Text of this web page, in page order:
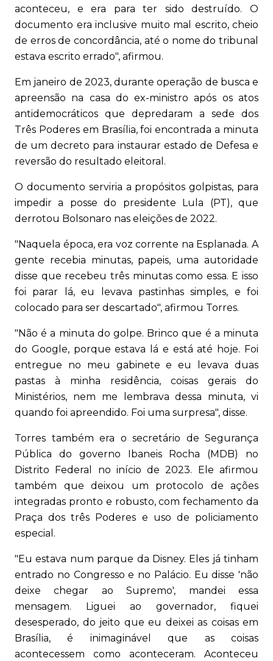
aconteceu, e era para ter sido destruído. O
documento era inclusive muito mal escrito, cheio
de erros de concordância, até o nome do tribunal
estava escrito errado", afirmou.
Em janeiro de 2023, durante operação de busca e
apreensão na casa do ex-ministro após os atos
antidemocráticos que depredaram a sede dos
Três Poderes em Brasília, foi encontrada a minuta
de um decreto para instaurar estado de Defesa e
reversão do resultado eleitoral.
O documento serviria a propósitos golpistas, para
impedir a posse do presidente Lula (PT), que
derrotou Bolsonaro nas eleições de 2022.
"Naquela época, era voz corrente na Esplanada. A
gente recebia minutas, papeis, uma autoridade
disse que recebeu três minutas como essa. E isso
foi parar lá, eu levava pastinhas simples, e foi
colocado para ser descartado", afirmou Torres.
"Não é a minuta do golpe. Brinco que é a minuta
do Google, porque estava lá e está até hoje. Foi
entregue no meu gabinete e eu levava duas
pastas à minha residência, coisas gerais do
Ministérios, nem me lembrava dessa minuta, vi
quando foi apreendido. Foi uma surpresa", disse.
Torres também era o secretário de Segurança
Pública do governo Ibaneis Rocha (MDB) no
Distrito Federal no início de 2023. Ele afirmou
também que deixou um protocolo de ações
integradas pronto e robusto, com fechamento da
Praça dos três Poderes e uso de policiamento
especial.
"Eu estava num parque da Disney. Eles já tinham
entrado no Congresso e no Palácio. Eu disse 'não
deixe chegar ao Supremo', mandei essa
mensagem. Liguei ao governador, fiquei
desesperado, do jeito que eu deixei as coisas em
Brasília, é inimaginável que as coisas
acontecessem como aconteceram. Aconteceu